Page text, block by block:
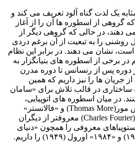
یک لذت گناه آلود تعریف می کند و
گروهی از اسطوره ها آن را از آغاز
دهند، در حالی که گروهی دیگر از
روشنی را به تبعیت از آن برغم دردی
نشان می دهند. در برابر این نظام
برخی از اسطوره های بنیانگزار به
از دوره پس از رنسانس تا دوره مدرن
جریان ها را نیز داریم که همین
ساختاری در قالب تلاش برای «سامان
در میان اسطوره های اتوپیایی،
«آرمان شهر» (۱۵۱۶) تامس مور(Thomas More) و «فالانستر»
(Phalanstère)ِ شارل فوریه (Charles Fourier) معروفتر از دیگران
معروفی را همچون «دنیای